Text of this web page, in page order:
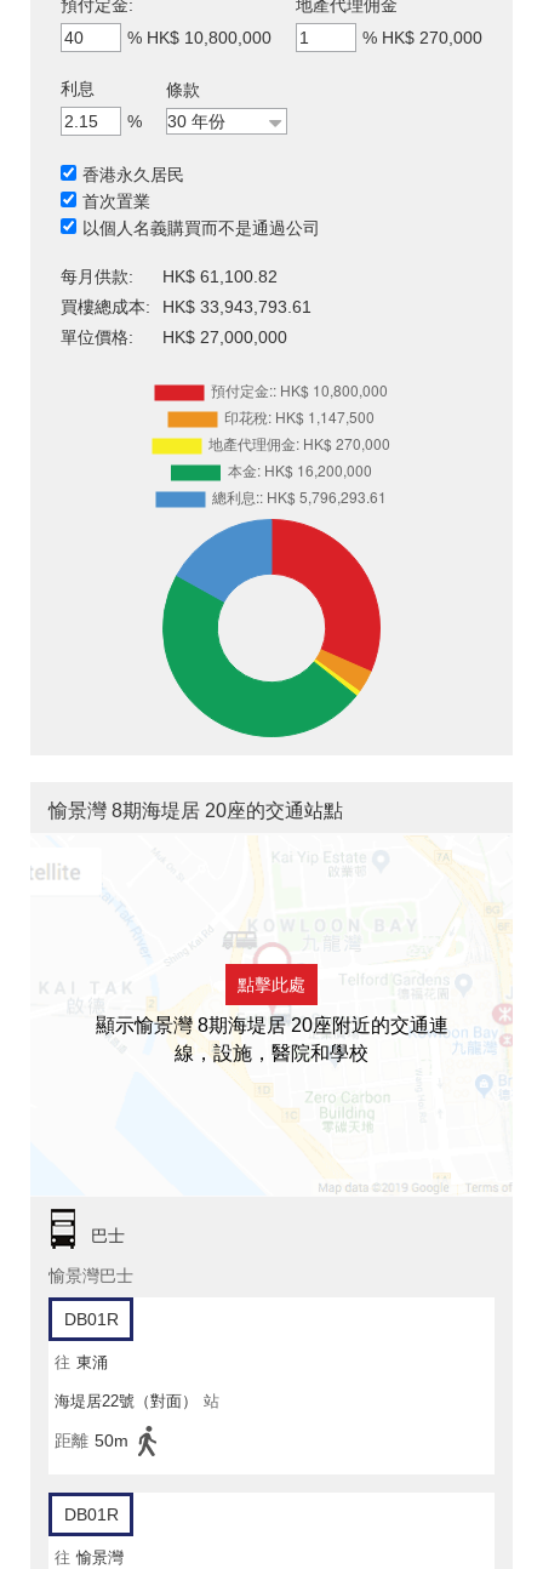
預付定金:
% HK$ 10,800,000
地產代理佣金
% HK$ 270,000
利息
%
條款
香港永久居民
首次置業
以個人名義購買而不是通過公司
每月供款:
HK$ 61,100.82
買樓總成本:
HK$ 33,943,793.61
單位價格:
HK$ 27,000,000
愉景灣 8期海堤居 20座的交通站點
點擊此處
顯示愉景灣 8期海堤居 20座附近的交通連
線，設施，醫院和學校
巴士
愉景灣巴士
DB01R
往 東涌
海堤居22號（對面） 站
距離 50m
DB01R
往 愉景灣